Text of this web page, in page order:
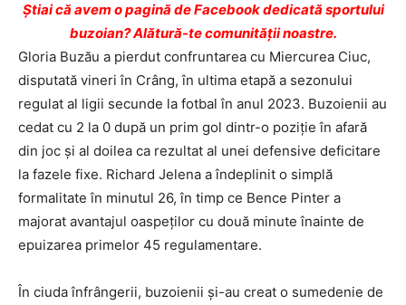
Ştiai că avem o pagină de Facebook dedicată sportului
buzoian? Alătură-te comunității noastre.
Gloria Buzău a pierdut confruntarea cu Miercurea Ciuc,
disputată vineri în Crâng, în ultima etapă a sezonului
regulat al ligii secunde la fotbal în anul 2023. Buzoienii au
cedat cu 2 la 0 după un prim gol dintr-o poziţie în afară
din joc şi al doilea ca rezultat al unei defensive deficitare
la fazele fixe. Richard Jelena a îndeplinit o simplă
formalitate în minutul 26, în timp ce Bence Pinter a
majorat avantajul oaspeţilor cu două minute înainte de
epuizarea primelor 45 regulamentare.
În ciuda înfrângerii, buzoienii şi-au creat o sumedenie de